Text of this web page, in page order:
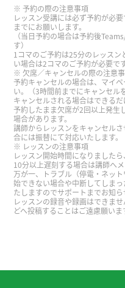
時候。請一邊好好休息
吧。我衷心祝願你能
我也聊得非常开心！
思。 以后我会继续努
多有意思的话题。( 男
昨天玩得开心就好。
去的机会。
葵老师，谢谢。我也很
意身体。休息休息吧
谢谢老师！ 好久不见
予約の際の注意事項
レッスン受講には必ず予約が必
までにお願いします。
（当日予約の場合は予約後
す）
1コマのご予約は25分のレッス
い場合は2コマのご予約が必要です
欠席／キャンセルの際の注意事
予約キャンセルの場合は、マイ
い。（3時間前までにキャンセル
キャンセルされる場合はできる
予約したまま欠席が2回以上発生
場合があります。
講師からレッスンをキャンセル
合には振替にて対応いたします。
レッスンの注意事項
レッスン開始時間になりました
10分以上遅刻する場合は講師へ
万が一、トラブル（停電・ネッ
始できない場合や中断してしま
たしますのでサポートまでお知ら
レッスンの録音や録画はできま
どへ投稿することはご遠慮願いま